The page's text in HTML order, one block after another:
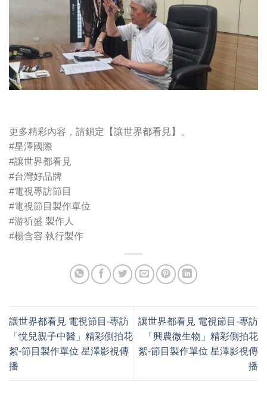
更多精彩內容，請鎖定【讓世界都看見】。
#星澤國際
#讓世界都看見
#台灣好品牌
#電視專訪節目
#電視節目製作單位
#游祈盛 製作人
#楊含容 執行製作
讓世界都看見 電視節目-專訪
「悅兒親子中醫」精彩側拍花
絮-節目製作單位 星澤影視傳
播
讓世界都看見 電視節目-專訪
「興農微生物」精彩側拍花
絮-節目製作單位 星澤影視傳
播